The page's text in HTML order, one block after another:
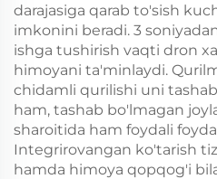
darajasiga qarab to'sish
imkonini beradi. 3
ishga tushirish vaqti dron
himoyani ta'minlaydi.
chidamli qurilishi uni
ham, tashab bo'lmagan
sharoitida ham foydali
Integrirovangan ko'tarish
hamda himoya qopqog'i